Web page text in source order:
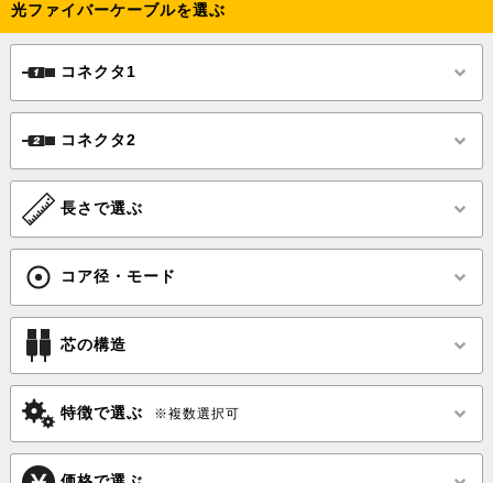
光ファイバーケーブルを選ぶ
コネクタ1
コネクタ2
長さで選ぶ
コア径・モード
芯の構造
特徴で選ぶ ※複数選択可